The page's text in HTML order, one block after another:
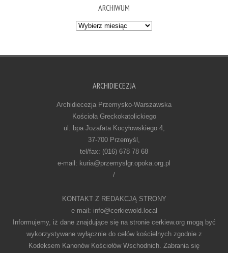
ARCHIWUM
Archiwum
ARCHIDIECEZJA
Archidiecezja Przemysko-Warszawska
Kościoła Greckokatolickiego
ul. bpa Jozafata Kocyłowskiego 4,
37-700 Przemyśl,
tel/fax: (016) 678 78 68
e-mail: kuria@przemyslgr.opoka.org.pl
/
KONTAKT Z REDAKCJĄ STRONY
e-mail: info@cerkiewold.local
Informujemy, iż dane znajdujące się na stronie cerkiew.org mogą być
wykorzystywane wyłącznie do celów kościelnych zgodnie z
Kodeksem Kanonów Kościołów Wschodnich. Zabrania się